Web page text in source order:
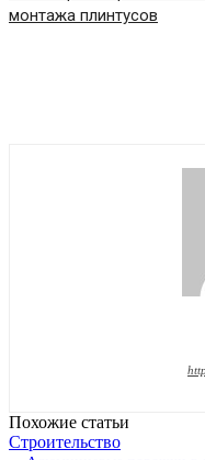
монтажа плинтусов
Похожие статьи
Строительство